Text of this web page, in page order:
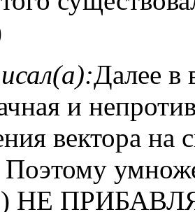
Далее в
и
вектора на
Поэтому
НЕ